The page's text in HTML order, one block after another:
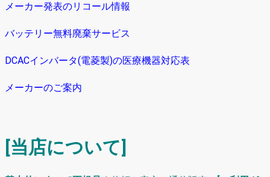
メーカー発表のリコール情報
バッテリー無料廃棄サービス
DCACインバータ(電菱製)の医療機器対応表
メーカーのご案内
[当店について]